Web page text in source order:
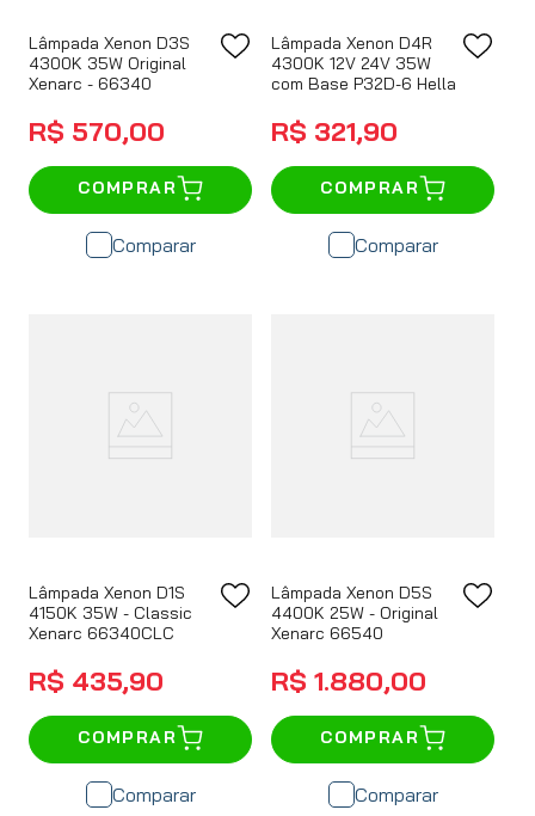
Lâmpada Xenon D3S
4300K 35W Original
Xenarc - 66340
R$ 570,00
COMPRAR
Comparar
Lâmpada Xenon D4R
4300K 12V 24V 35W
com Base P32D-6 Hella
R$ 321,90
COMPRAR
Comparar
Lâmpada Xenon D1S
4150K 35W - Classic
Xenarc 66340CLC
R$ 435,90
COMPRAR
Comparar
Lâmpada Xenon D5S
4400K 25W - Original
Xenarc 66540
R$ 1.880,00
COMPRAR
Comparar